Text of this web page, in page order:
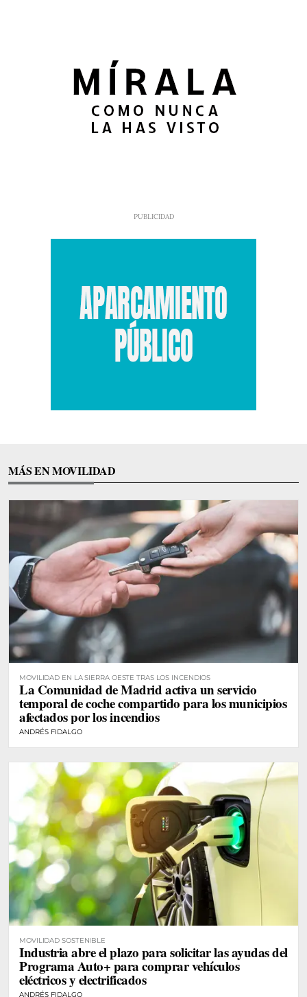
MÁS EN MOVILIDAD
MOVILIDAD EN LA SIERRA OESTE TRAS LOS INCENDIOS
La Comunidad de Madrid activa un servicio
temporal de coche compartido para los municipios
afectados por los incendios
ANDRÉS FIDALGO
MOVILIDAD SOSTENIBLE
Industria abre el plazo para solicitar las ayudas del
Programa Auto+ para comprar vehículos
eléctricos y electrificados
ANDRÉS FIDALGO